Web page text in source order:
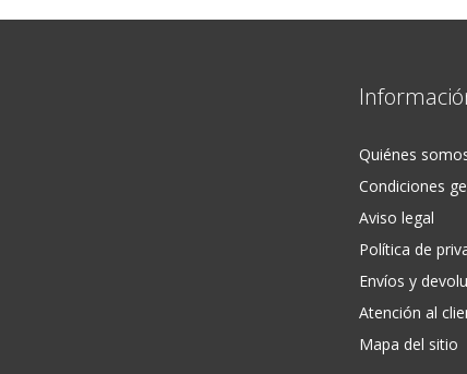
Quiénes
Condiciones
Aviso legal
Política de
Envíos y
Atención al
Mapa del sitio